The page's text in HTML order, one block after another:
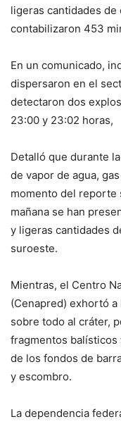
ligeras cantidades
contabilizaron 453
En un comunicado,
dispersaron en el
detectaron dos
23:00 y 23:02 horas,
Detalló que durante
de vapor de agua,
momento del reporte
mañana se han
y ligeras cantidades
suroeste.
Mientras, el Centro
(Cenapred) exhortó
sobre todo al cráter,
fragmentos balísticos
de los fondos de
y escombro.
La dependencia